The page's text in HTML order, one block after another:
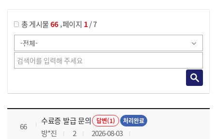
총 게시물66,페이지 1/ 7
국가회계실무 과정 목록 으로 번호, 제목, 작성자, 조회수, 등록 일로 나열 되고 있습니다.
66
수료증 발급 문의 답변(1) 처리완료
방*진 2 2026-08-03